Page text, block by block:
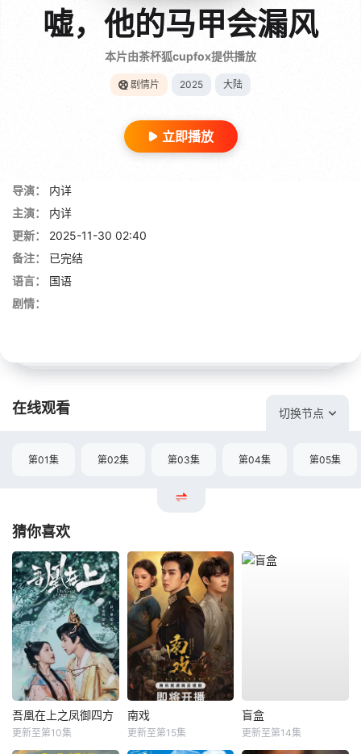
嘘，他的马甲会漏风
本片由茶杯狐cupfox提供播放
剧情片 2025 大陆
立即播放
导演：
内详
主演：
内详
更新：
2025-11-30 02:40
备注：
已完结
语言：
国语
剧情：
在线观看 切换节点
第01集 第02集 第03集 第04集 第05集
猜你喜欢
吾凰在上之凤御四方
更新至第10集
南戏
更新至第15集
盲盒
更新至第14集